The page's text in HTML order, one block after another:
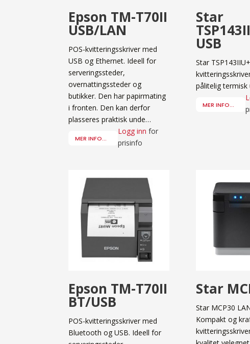
Epson TM-T70II
USB/LAN
POS-kvitteringsskriver med
USB og Ethernet. Ideell for
serveringssteder,
overnattingssteder og
butikker. Den har papirmating
i fronten. Den kan derfor
plasseres praktisk unde…
MER INFO...
Logg inn for
prisinfo
Star
USB
Star
pålitelig termisk
MER INFO...
Epson TM-T70II
BT/USB
POS-kvitteringsskriver med
Bluetooth og USB. Ideell for
Star
Star MCP30
Kompakt og